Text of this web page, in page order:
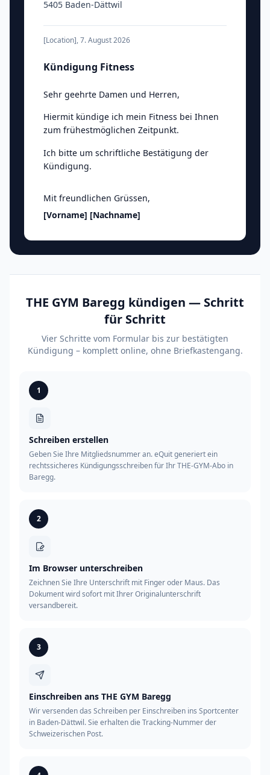
5405 Baden-Dättwil
[Location],7. August 2026
Kündigung Fitness
Sehr geehrte Damen und Herren,
Hiermit kündige ich mein Fitness bei Ihnen
zum frühestmöglichen Zeitpunkt.
Ich bitte um schriftliche Bestätigung der
Kündigung.
Mit freundlichen Grüssen,
[Vorname] [Nachname]
THE GYM Baregg kündigen — Schritt
für Schritt
Vier Schritte vom Formular bis zur bestätigten
Kündigung – komplett online, ohne Briefkastengang.
1
Schreiben erstellen
Geben Sie Ihre Mitgliedsnummer an. eQuit generiert ein
rechtssicheres Kündigungsschreiben für Ihr THE-GYM-Abo in
Baregg.
2
Im Browser unterschreiben
Zeichnen Sie Ihre Unterschrift mit Finger oder Maus. Das
Dokument wird sofort mit Ihrer Originalunterschrift
versandbereit.
3
Einschreiben ans THE GYM Baregg
Wir versenden das Schreiben per Einschreiben ins Sportcenter
in Baden-Dättwil. Sie erhalten die Tracking-Nummer der
Schweizerischen Post.